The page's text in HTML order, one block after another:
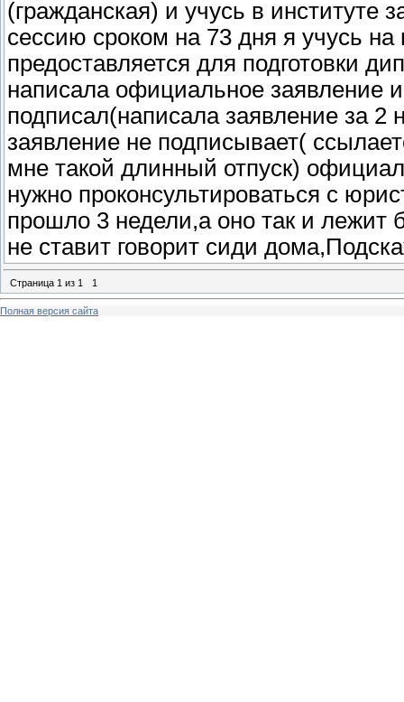
(гражданская) и учусь в
сессию сроком на 73 дня я учусь
предоставляется для подготовки
написала официальное заявление
подписал(написала заявление за
заявление не подписывает(
мне такой длинный отпуск)
нужно проконсультироваться с
прошло 3 недели,а оно так и лежит
не ставит говорит сиди
Страница 1 из 1 1
Полная версия сайта